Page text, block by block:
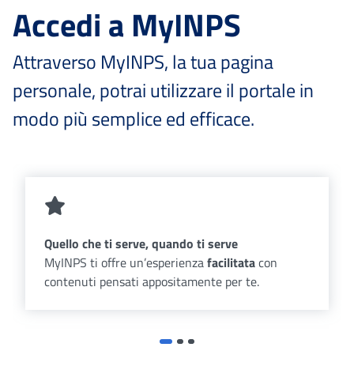
Accedi a MyINPS
Attraverso MyINPS, la tua pagina
personale, potrai utilizzare il portale in
modo più semplice ed efficace.
Quello che ti serve, quando ti serve
MyINPS ti offre un’esperienzafacilitatacon
contenuti pensati appositamente per te.